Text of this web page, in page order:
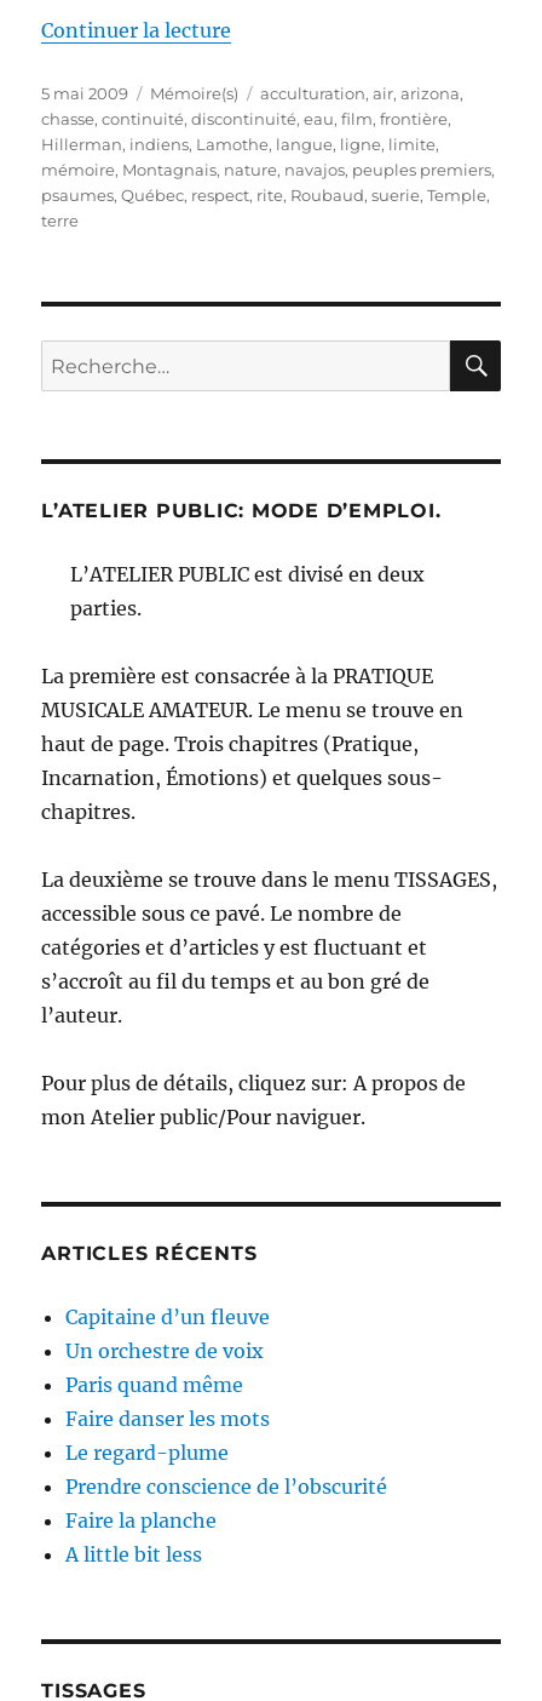
Continuer la lecture
Publié
le
5 mai 2009 Catégories
Mémoire(s) Étiquettes
acculturation,air,arizona,
chasse,continuité,discontinuité,eau,film,frontière,
Hillerman, indiens, Lamothe, langue, ligne, limite,
mémoire, Montagnais, nature, navajos, peuples premiers,
psaumes,Québec, respect, rite, Roubaud,suerie,Temple,
terre
Recherche
pour :
L’ATELIER PUBLIC: MODE D’EMPLOI.
L’ATELIER PUBLIC est divisé en deux
parties.
La première est consacrée à la PRATIQUE
MUSICALE AMATEUR. Le menu se trouve en
haut de page. Trois chapitres (Pratique,
Incarnation, Émotions) et quelques sous-
chapitres.
La deuxième se trouve dans le menu TISSAGES,
accessible sous ce pavé. Le nombre de
catégories et d’articles y est fluctuant et
s’accroît au fil du temps et au bon gré de
l’auteur.
Pour plus de détails, cliquez sur: A propos de
mon Atelier public/Pour naviguer.
ARTICLES RÉCENTS
Capitaine d’un fleuve
Un orchestre de voix
Paris quand même
Faire danser les mots
Le regard-plume
Prendre conscience de l’obscurité
Faire la planche
A little bit less
TISSAGES